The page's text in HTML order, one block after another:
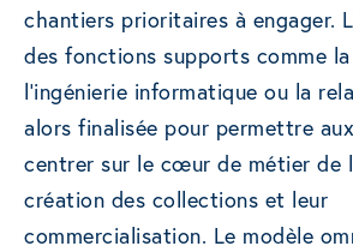
chantiers prioritaires à engager.
des fonctions supports comme
l’ingénierie informatique ou la
alors finalisée pour permettre
centrer sur le cœur de métier de
création des collections et leur
commercialisation. Le modèle